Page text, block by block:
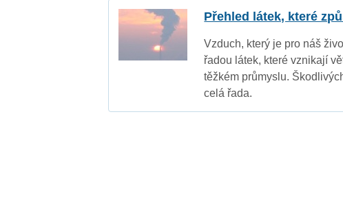
Přehled látek, které
Vzduch, který je pro náš
řadou látek, které vznikají
těžkém průmyslu.
celá řada.